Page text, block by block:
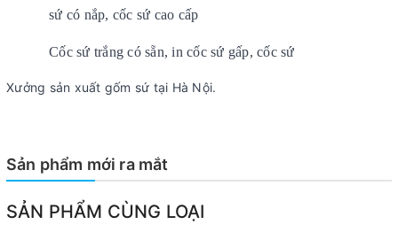
sứ có nắp, cốc sứ cao cấp
Cốc sứ trắng có sẵn, in cốc sứ gấp, cốc sứ
Xưởng sản xuất gốm sứ tại Hà Nội.
Sản phẩm mới ra mắt
SẢN PHẨM CÙNG LOẠI